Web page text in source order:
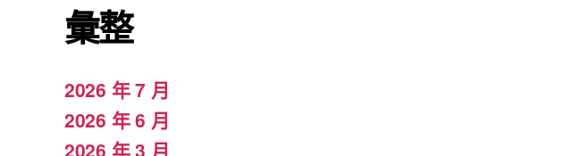
彙整
2026 年 7 月
2026 年 6 月
2026 年 3 月